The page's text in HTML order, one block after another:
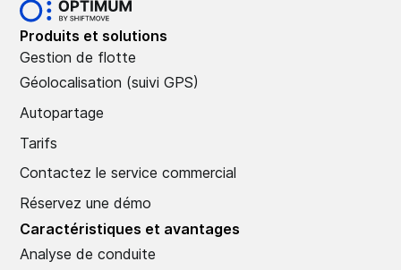
Produits et solutions
Gestion de flotte
Géolocalisation (suivi GPS)
Autopartage
Tarifs
Contactez le service commercial
Réservez une démo
Caractéristiques et avantages
Analyse de conduite